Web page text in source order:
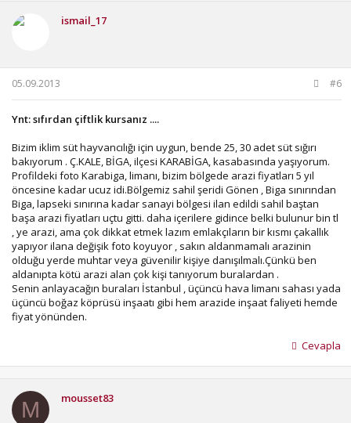
meracılığa göre hazır bakmak bunun için zor.
Yapacak arkadaşlar iyi araştırsın çalışsın olur, kolaygelsin
bereketli olsun.
Ben böyle düşünüyorum.
ismail_17
05.09.2013 #6
Ynt: sıfırdan çiftlik kursanız ....
Bizim iklim süt hayvancılığı için uygun, bende 25, 30 adet süt sığırı
bakıyorum . Ç.KALE, BİGA, ilçesi KARABİGA, kasabasında yaşıyorum.
Profildeki foto Karabiga, limanı, bizim bölgede arazi fiyatları 5 yıl
öncesine kadar ucuz idi.Bölgemiz sahil şeridi Gönen , Biga sınırından
Biga, lapseki sınırına kadar sanayi bölgesi ilan edildi sahil baştan
başa arazi fiyatları uçtu gitti. daha içerilere gidince belki bulunur bin tl
, ye arazi, ama çok dikkat etmek lazım emlakçıların bir kısmı çakallık
yapıyor ilana değişik foto koyuyor , sakın aldanmamalı arazinin
olduğu yerde muhtar veya güvenilir kişiye danışılmalı.Çünkü ben
aldanıpta kötü arazi alan çok kişi tanıyorum buralardan .
Senin anlayacağın buraları İstanbul , üçüncü hava limanı sahası yada
üçüncü boğaz köprüsü inşaatı gibi hem arazide inşaat faliyeti hemde
fiyat yönünden.
Cevapla
M mousset83